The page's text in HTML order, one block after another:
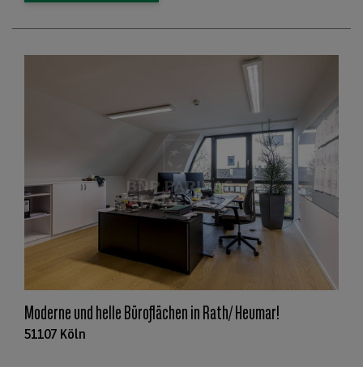
Moderne und helle Büroflächen in Rath/ Heumar!
51107 Köln